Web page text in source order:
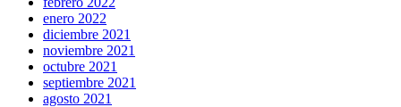
enero 2022
diciembre 2021
noviembre 2021
octubre 2021
septiembre 2021
agosto 2021